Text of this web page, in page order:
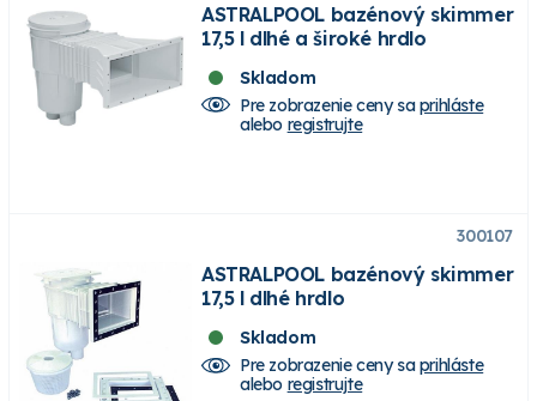
ASTRALPOOL bazénový skimmer
17,5 l dlhé a široké hrdlo
Skladom
Pre zobrazenie ceny saprihláste
alebo registrujte
300107
ASTRALPOOL bazénový skimmer
17,5 l dlhé hrdlo
Skladom
Pre zobrazenie ceny saprihláste
alebo registrujte